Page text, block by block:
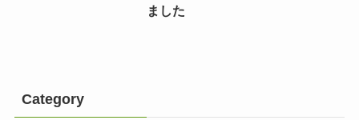
ました
Category